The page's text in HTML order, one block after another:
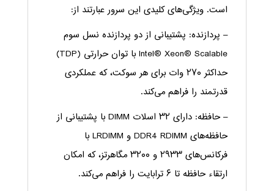
است. ویژگی‌های کلیدی این سرور عبارتند از:
– پردازنده: پشتیبانی از دو پردازنده نسل سوم
Intel® Xeon® Scalable با توان حرارتی (TDP)
حداکثر ۲۷۰ وات برای هر سوکت، که عملکردی
قدرتمند را فراهم می‌کند.
– حافظه: دارای ۳۲ اسلات DIMM با پشتیبانی از
حافظه‌های DDR4 RDIMM و LRDIMM با
فرکانس‌های ۲۹۳۳ و ۳۲۰۰ مگاهرتز، که امکان
ارتقاء حافظه تا ۶ ترابایت را فراهم می‌کند.